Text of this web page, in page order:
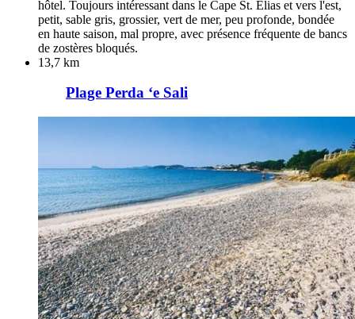
hôtel. Toujours intéressant dans le Cape St. Elias et vers l'est,
petit, sable gris, grossier, vert de mer, peu profonde, bondée
en haute saison, mal propre, avec présence fréquente de bancs
de zostères bloqués.
13,7 km
Plage Perda ‘e Sali